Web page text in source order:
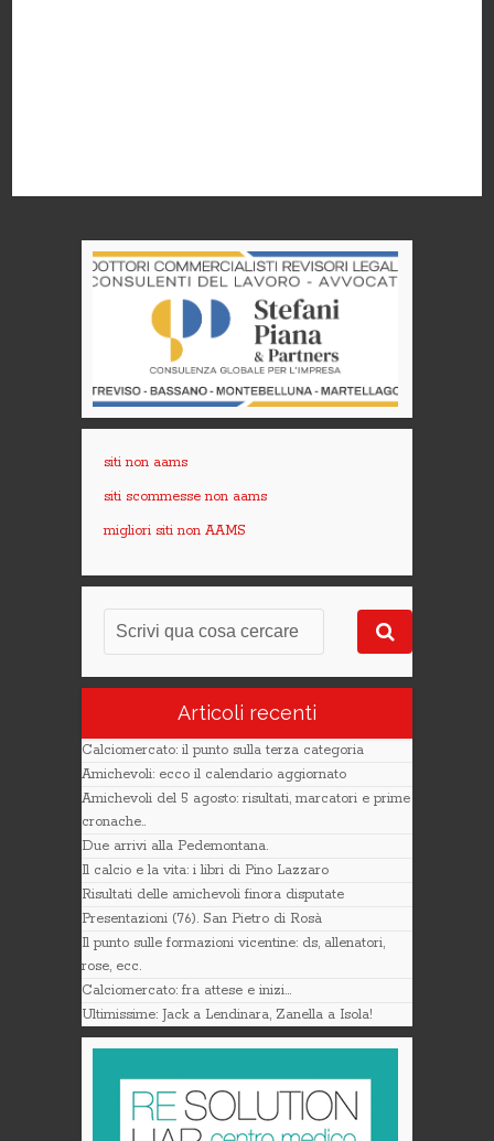
siti non aams
siti scommesse non aams
migliori siti non AAMS
Articoli recenti
Calciomercato: il punto sulla terza categoria
Amichevoli: ecco il calendario aggiornato
Amichevoli del 5 agosto: risultati, marcatori e prime
cronache..
Due arrivi alla Pedemontana.
Il calcio e la vita: i libri di Pino Lazzaro
Risultati delle amichevoli finora disputate
Presentazioni (76). San Pietro di Rosà
Il punto sulle formazioni vicentine: ds, allenatori,
rose, ecc.
Calciomercato: fra attese e inizi…
Ultimissime: Jack a Lendinara, Zanella a Isola!